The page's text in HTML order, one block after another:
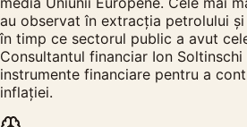
au observat în extracția petrolului
în timp ce sectorul public a avut
Consultantul financiar Ion
instrumente financiare pentru a
inflației.